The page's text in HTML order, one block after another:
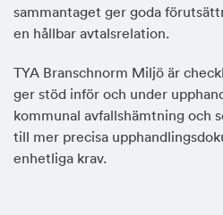
sammantaget ger goda
en hållbar avtalsrelation.
TYA Branschnorm Miljö är
ger stöd inför och under
kommunal avfallshämtning och
till mer precisa
enhetliga krav.